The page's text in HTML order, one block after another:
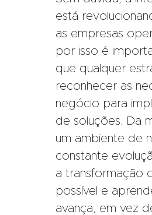
está
as empresas
por isso é
que qualquer
reconhecer as
negócio para
de soluções. Da
um ambiente de
constante
a transformação
possível e
avança, em vez